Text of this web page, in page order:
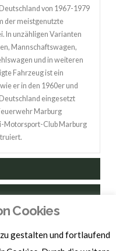
von 1967-1979
der meistgenutzte
In unzähligen Varianten
Mannschaftswagen,
und in weiteren
Fahrzeug ist ein
er in den 1960er und
eingesetzt
Marburg
Motorsport-Club Marburg
Cookies
gestalten und fortlaufend